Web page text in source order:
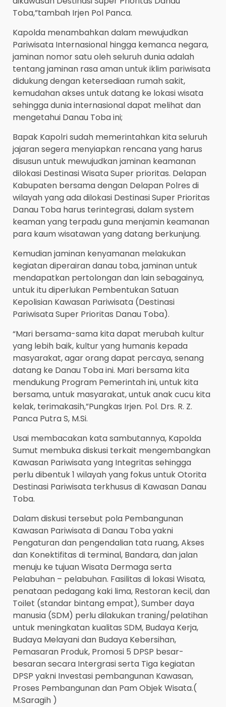
Toba,”tambah Irjen Pol Panca.
Kapolda menambahkan dalam mewujudkan
Pariwisata Internasional hingga kemanca negara,
jaminan nomor satu oleh seluruh dunia adalah
tentang jaminan rasa aman untuk iklim pariwisata
didukung dengan ketersediaan rumah sakit,
kemudahan akses untuk datang ke lokasi wisata
sehingga dunia internasional dapat melihat dan
mengetahui Danau Toba ini;
Bapak Kapolri sudah memerintahkan kita seluruh
jajaran segera menyiapkan rencana yang harus
disusun untuk mewujudkan jaminan keamanan
dilokasi Destinasi Wisata Super prioritas. Delapan
Kabupaten bersama dengan Delapan Polres di
wilayah yang ada dilokasi Destinasi Super Prioritas
Danau Toba harus terintegrasi, dalam system
keaman yang terpadu guna menjamin keamanan
para kaum wisatawan yang datang berkunjung.
Kemudian jaminan kenyamanan melakukan
kegiatan diperairan danau toba, jaminan untuk
mendapatkan pertolongan dan lain sebagainya,
untuk itu diperlukan Pembentukan Satuan
Kepolisian Kawasan Pariwisata (Destinasi
Pariwisata Super Prioritas Danau Toba).
“Mari bersama-sama kita dapat merubah kultur
yang lebih baik, kultur yang humanis kepada
masyarakat, agar orang dapat percaya, senang
datang ke Danau Toba ini. Mari bersama kita
mendukung Program Pemerintah ini, untuk kita
bersama, untuk masyarakat, untuk anak cucu kita
kelak, terimakasih,”Pungkas Irjen. Pol. Drs. R. Z.
Panca Putra S, M.Si.
Usai membacakan kata sambutannya, Kapolda
Sumut membuka diskusi terkait mengembangkan
Kawasan Pariwisata yang Integritas sehingga
perlu dibentuk 1 wilayah yang fokus untuk Otorita
Destinasi Pariwisata terkhusus di Kawasan Danau
Toba.
Dalam diskusi tersebut pola Pembangunan
Kawasan Pariwisata di Danau Toba yakni
Pengaturan dan pengendalian tata ruang, Akses
dan Konektifitas di terminal, Bandara, dan jalan
menuju ke tujuan Wisata Dermaga serta
Pelabuhan – pelabuhan. Fasilitas di lokasi Wisata,
penataan pedagang kaki lima, Restoran kecil, dan
Toilet (standar bintang empat), Sumber daya
manusia (SDM) perlu dilakukan traning/pelatihan
untuk meningkatan kualitas SDM, Budaya Kerja,
Budaya Melayani dan Budaya Kebersihan,
Pemasaran Produk, Promosi 5 DPSP besar-
besaran secara Intergrasi serta Tiga kegiatan
DPSP yakni Investasi pembangunan Kawasan,
Proses Pembangunan dan Pam Objek Wisata.(
M.Saragih )